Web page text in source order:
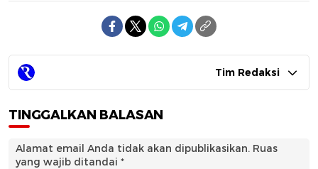
Tim Redaksi
TINGGALKAN BALASAN
Alamat email Anda tidak akan dipublikasikan. Ruas
yang wajib ditandai *